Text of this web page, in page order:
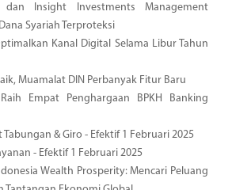
dan Insight Investments Management
Syariah Terproteksi
Kanal Digital Selama Libur Tahun
Muamalat DIN Perbanyak Fitur Baru
Empat Penghargaan BPKH Banking
Tabungan & Giro - Efektif 1 Februari 2025
- Efektif 1 Februari 2025
Wealth Prosperity: Mencari Peluang